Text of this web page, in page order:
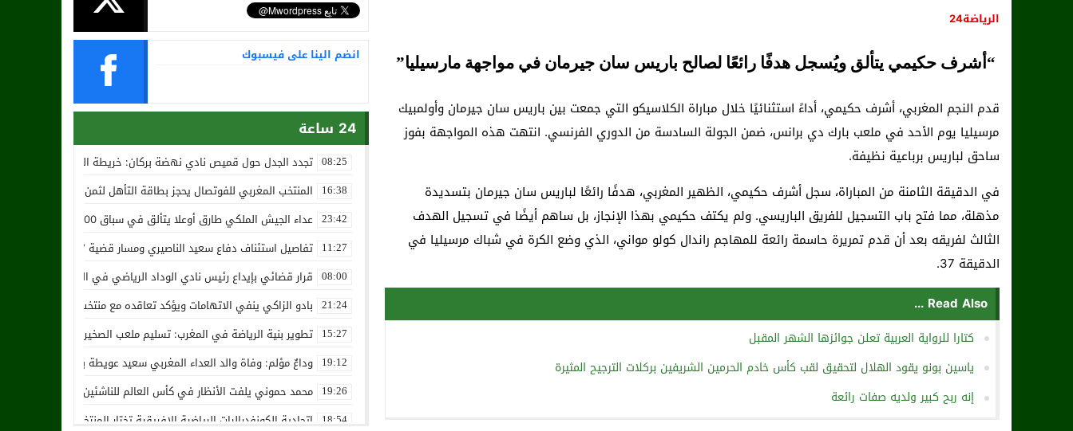
الرياضة24
“أشرف حكيمي يتألق ويُسجل هدفًا رائعًا لصالح باريس سان جيرمان في مواجهة مارسيليا”
قدم النجم المغربي، أشرف حكيمي، أداءً استثنائيًا خلال مباراة الكلاسيكو التي جمعت بين باريس سان جيرمان وأولمبيك
مرسيليا يوم الأحد في ملعب بارك دي برانس، ضمن الجولة السادسة من الدوري الفرنسي. انتهت هذه المواجهة بفوز
ساحق لباريس برباعية نظيفة.
في الدقيقة الثامنة من المباراة، سجل أشرف حكيمي، الظهير المغربي، هدفًا رائعًا لباريس سان جيرمان بتسديدة
مذهلة، مما فتح باب التسجيل للفريق الباريسي. ولم يكتف حكيمي بهذا الإنجاز، بل ساهم أيضًا في تسجيل الهدف
الثالث لفريقه بعد أن قدم تمريرة حاسمة رائعة للمهاجم راندال كولو مواني، الذي وضع الكرة في شباك مرسيليا في
الدقيقة 37.
Read Also ...
كتارا للرواية العربية تعلن جوائزها الشهر المقبل
ياسين بونو يقود الهلال لتحقيق لقب كأس خادم الحرمين الشريفين بركلات الترجيح المثيرة
إنه ربح كبير ولديه صفات رائعة
انضم الينا على فيسبوك
24 ساعة
08:25 تجدد الجدل حول قميص نادي نهضة بركان: خريطة المغرب تثير استياء
16:38 المنتخب المغربي للفوتصال يحجز بطاقة التأهل لثمن نهائي مونديال
23:42 عداء الجيش الملكي طارق أوعلا يتألق في سباق 4200 متر بمدينة سلا
11:27 تفاصيل استئناف دفاع سعيد الناصيري ومسار قضية ‘بارون المخدرات
08:00 قرار قضائي بإيداع رئيس نادي الوداد الرياضي في السجن في قضية
21:24 بادو الزاكي ينفي الاتهامات ويؤكد تعاقده مع منتخب النيجر دون تكفل
15:27 تطوير بنية الرياضة في المغرب: تسليم ملعب الصخيرات بالعشب
19:12 وداعٌ مؤلم: وفاة والد العداء المغربي سعيد عويطة بعد صراع طويل
19:26 محمد حموني يلفت الأنظار في كأس العالم للناشئين ويثير اهتمام
18:54 اتحادية الكونفدراليات الرياضية الإفريقية تختار المنتخب الوطني